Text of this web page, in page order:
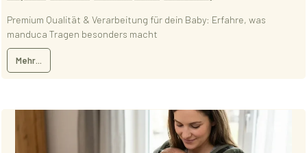
Premium Qualität & Verarbeitung für dein Baby: Erfahre, was
manduca Tragen besonders macht
Mehr...